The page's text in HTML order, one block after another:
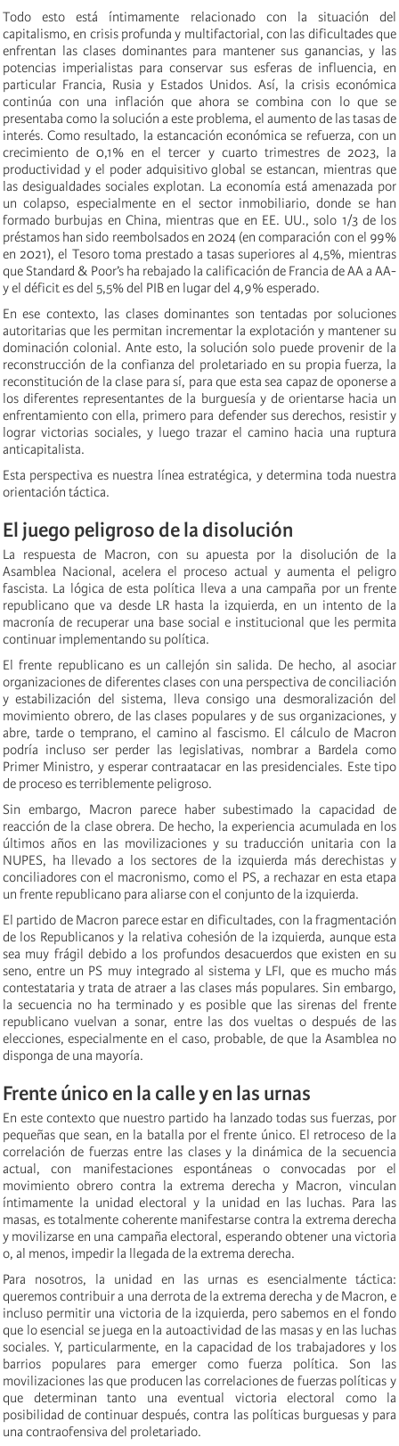
Todo esto está íntimamente relacionado con la situación del
capitalismo, en crisis profunda y multifactorial, con las dificultades que
enfrentan las clases dominantes para mantener sus ganancias, y las
potencias imperialistas para conservar sus esferas de influencia, en
particular Francia, Rusia y Estados Unidos. Así, la crisis económica
continúa con una inflación que ahora se combina con lo que se
presentaba como la solución a este problema, el aumento de las tasas de
interés. Como resultado, la estancación económica se refuerza, con un
crecimiento de 0,1% en el tercer y cuarto trimestres de 2023, la
productividad y el poder adquisitivo global se estancan, mientras que
las desigualdades sociales explotan. La economía está amenazada por
un colapso, especialmente en el sector inmobiliario, donde se han
formado burbujas en China, mientras que en EE. UU., solo 1/3 de los
préstamos han sido reembolsados en 2024 (en comparación con el 99%
en 2021), el Tesoro toma prestado a tasas superiores al 4,5%, mientras
que Standard & Poor’s ha rebajado la calificación de Francia de AA a AA-
y el déficit es del 5,5% del PIB en lugar del 4,9% esperado.
En ese contexto, las clases dominantes son tentadas por soluciones
autoritarias que les permitan incrementar la explotación y mantener su
dominación colonial. Ante esto, la solución solo puede provenir de la
reconstrucción de la confianza del proletariado en su propia fuerza, la
reconstitución de la clase para sí, para que esta sea capaz de oponerse a
los diferentes representantes de la burguesía y de orientarse hacia un
enfrentamiento con ella, primero para defender sus derechos, resistir y
lograr victorias sociales, y luego trazar el camino hacia una ruptura
anticapitalista.
Esta perspectiva es nuestra línea estratégica, y determina toda nuestra
orientación táctica.
El juego peligroso de la disolución
La respuesta de Macron, con su apuesta por la disolución de la
Asamblea Nacional, acelera el proceso actual y aumenta el peligro
fascista. La lógica de esta política lleva a una campaña por un frente
republicano que va desde LR hasta la izquierda, en un intento de la
macronía de recuperar una base social e institucional que les permita
continuar implementando su política.
El frente republicano es un callejón sin salida. De hecho, al asociar
organizaciones de diferentes clases con una perspectiva de conciliación
y estabilización del sistema, lleva consigo una desmoralización del
movimiento obrero, de las clases populares y de sus organizaciones, y
abre, tarde o temprano, el camino al fascismo. El cálculo de Macron
podría incluso ser perder las legislativas, nombrar a Bardela como
Primer Ministro, y esperar contraatacar en las presidenciales. Este tipo
de proceso es terriblemente peligroso.
Sin embargo, Macron parece haber subestimado la capacidad de
reacción de la clase obrera. De hecho, la experiencia acumulada en los
últimos años en las movilizaciones y su traducción unitaria con la
NUPES, ha llevado a los sectores de la izquierda más derechistas y
conciliadores con el macronismo, como el PS, a rechazar en esta etapa
un frente republicano para aliarse con el conjunto de la izquierda.
El partido de Macron parece estar en dificultades, con la fragmentación
de los Republicanos y la relativa cohesión de la izquierda, aunque esta
sea muy frágil debido a los profundos desacuerdos que existen en su
seno, entre un PS muy integrado al sistema y LFI, que es mucho más
contestataria y trata de atraer a las clases más populares. Sin embargo,
la secuencia no ha terminado y es posible que las sirenas del frente
republicano vuelvan a sonar, entre las dos vueltas o después de las
elecciones, especialmente en el caso, probable, de que la Asamblea no
disponga de una mayoría.
Frente único en la calle y en las urnas
En este contexto que nuestro partido ha lanzado todas sus fuerzas, por
pequeñas que sean, en la batalla por el frente único. El retroceso de la
correlación de fuerzas entre las clases y la dinámica de la secuencia
actual, con manifestaciones espontáneas o convocadas por el
movimiento obrero contra la extrema derecha y Macron, vinculan
íntimamente la unidad electoral y la unidad en las luchas. Para las
masas, es totalmente coherente manifestarse contra la extrema derecha
y movilizarse en una campaña electoral, esperando obtener una victoria
o, al menos, impedir la llegada de la extrema derecha.
Para nosotros, la unidad en las urnas es esencialmente táctica:
queremos contribuir a una derrota de la extrema derecha y de Macron, e
incluso permitir una victoria de la izquierda, pero sabemos en el fondo
que lo esencial se juega en la autoactividad de las masas y en las luchas
sociales. Y, particularmente, en la capacidad de los trabajadores y los
barrios populares para emerger como fuerza política. Son las
movilizaciones las que producen las correlaciones de fuerzas políticas y
que determinan tanto una eventual victoria electoral como la
posibilidad de continuar después, contra las políticas burguesas y para
una contraofensiva del proletariado.